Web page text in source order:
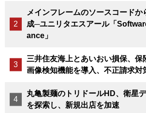
メインフレームのソースコードか
成─ユニリタエスアール「
ance」
三井住友海上とあいおい損保、保
画像検知機能を導入、不正請求対
丸亀製麺のトリドールHD、衛星
を探索し、新規出店を加速